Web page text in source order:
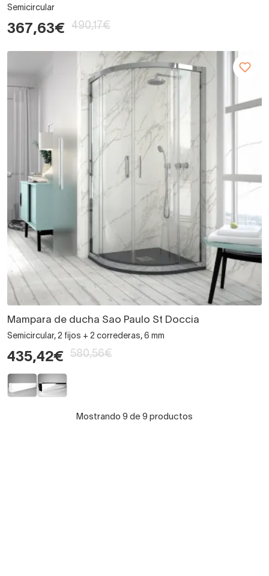
Semicircular
367,63€ 490,17€
Mampara de ducha Sao Paulo St Doccia
Semicircular, 2 fijos + 2 correderas, 6 mm
435,42€ 580,56€
Mostrando 9 de 9 productos